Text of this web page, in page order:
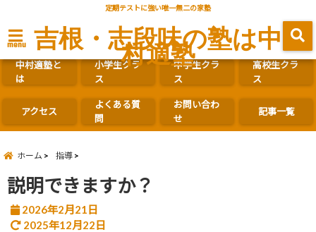
定期テストに強い唯一無二の家塾
menu 吉根・志段味の塾は中
村適塾
中村適塾と
は
小学生クラ
ス
中学生クラ
ス
高校生クラ
ス
アクセス
よくある質
問
お問い合わ
せ
記事一覧
ホーム 指導
説明できますか？
2026年2月21日
2025年12月22日